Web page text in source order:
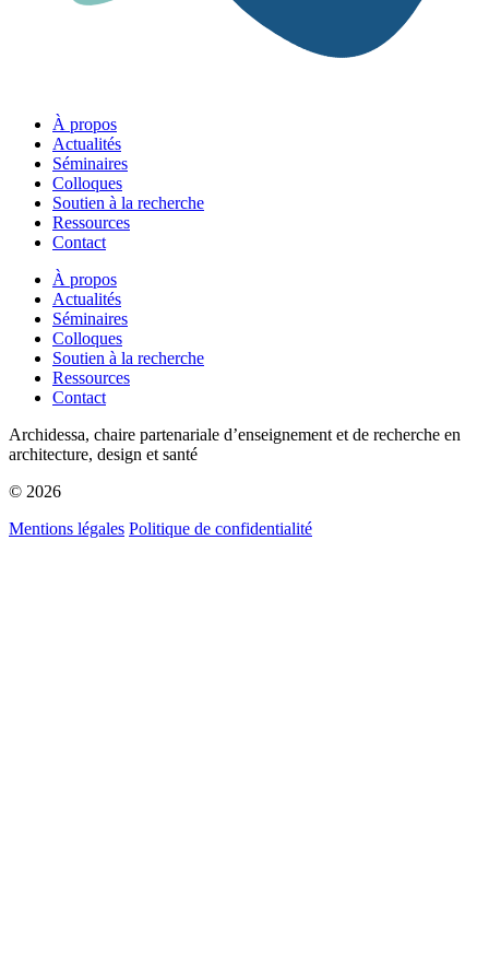
À propos
Actualités
Séminaires
Colloques
Soutien à la recherche
Ressources
Contact
À propos
Actualités
Séminaires
Colloques
Soutien à la recherche
Ressources
Contact
Archidessa, chaire partenariale d’enseignement et de recherche en
architecture, design et santé
© 2026
Mentions légales Politique de confidentialité